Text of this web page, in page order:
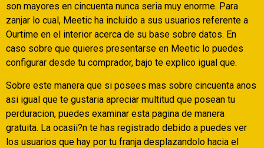
son mayores en cincuenta nunca seri­a muy enorme. Para
zanjar lo cual, Meetic ha incluido a sus usuarios referente a
Ourtime en el interior acerca de su base sobre datos. En
caso sobre que quieres presentarse en Meetic lo puedes
configurar desde tu comprador, bajo te explico igual que.
Sobre este manera que si posees mas sobre cincuenta anos
asi­ igual que te gustaria apreciar multitud que posean tu
perduracion, puedes examinar esta pagina de manera
gratuita. La ocasii?n te has registrado debido a puedes ver
los usuarios que hay por tu franja desplazandolo hacia el